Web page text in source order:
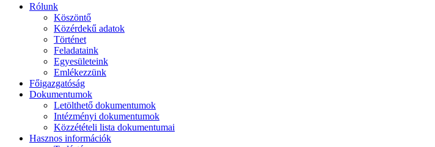
Rólunk
Köszöntő
Közérdekű adatok
Történet
Feladataink
Egyesületeink
Emlékezzünk
Főigazgatóság
Dokumentumok
Letölthető dokumentumok
Intézményi dokumentumok
Közzétételi lista dokumentumai
Hasznos információk